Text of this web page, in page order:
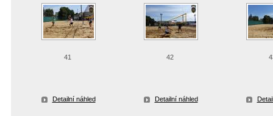
41
Detailní náhled
42
Detailní náhled